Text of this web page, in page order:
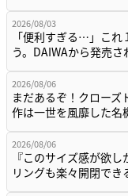
2026/08/03
「便利すぎる…」こ
う。DAIWAから発売
2026/08/06
まだあるぞ！クロー
作は一世を風靡した
2026/08/06
『このサイズ感が欲
リングも楽々開閉で